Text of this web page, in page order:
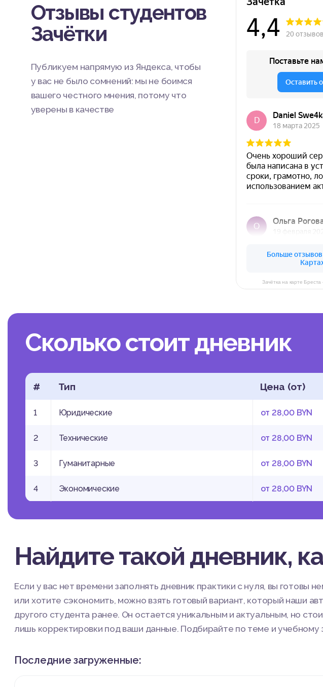
Отзывы студентов
Зачётки
Публикуем напрямую из Яндекса, чтобы
у вас не было сомнений: мы не боимся
вашего честного мнения, потому что
уверены в качестве
Зачётка на карте
Сколько стоит дневник
# Тип Цена (от)
1 Юридические от 28,00 BYN
2 Технические от 28,00 BYN
3 Гуманитарные от 28,00 BYN
4 Экономические от 28,00 BYN
Найдите такой дневник,
Если у вас нет времени заполнять дневник практики с нуля, вы готовы
или хотите сэкономить, можно взять готовый вариант, который наши
другого студента ранее. Он остается уникальным и актуальным, но
лишь корректировки под ваши данные. Подбирайте по теме и учебному
Последние загруженные: